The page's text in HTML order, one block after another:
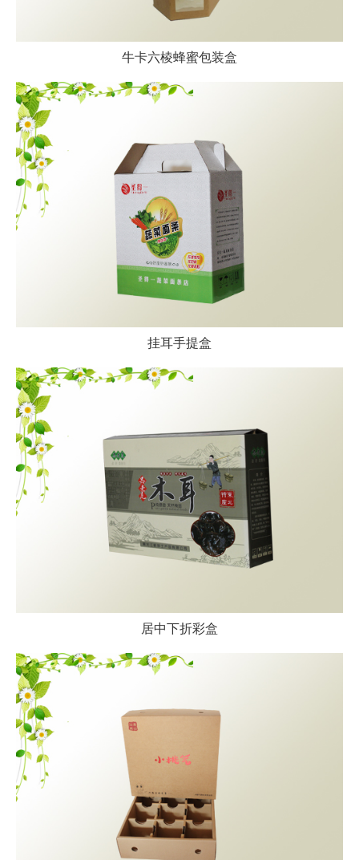
牛卡六棱蜂蜜包装盒
挂耳手提盒
居中下折彩盒